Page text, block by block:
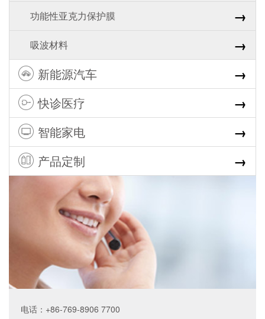
功能性亚克力保护膜 →
吸波材料 →
新能源汽车 →
快诊医疗 →
智能家电 →
产品定制 →
电话：+86-769-8906 7700